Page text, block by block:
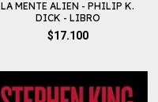
LA MENTE ALIEN - PHILIP K.
DICK - LIBRO
$17.100